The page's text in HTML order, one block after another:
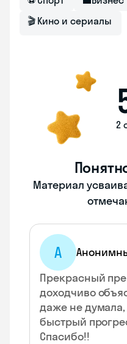
🎬 Кино и сериалы
2
Материал
А
Прекрасный
доходчиво
даже не думала,
быстрый
Спасибо!!